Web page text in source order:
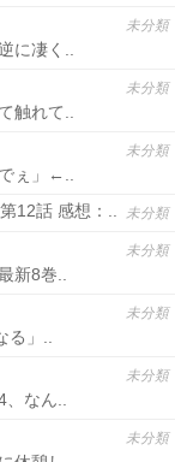
未分類
に凄く..
未分類
触れて..
未分類
ぇ」←..
未分類
12話 感想：..
未分類
新8巻..
未分類
」..
未分類
なん..
未分類